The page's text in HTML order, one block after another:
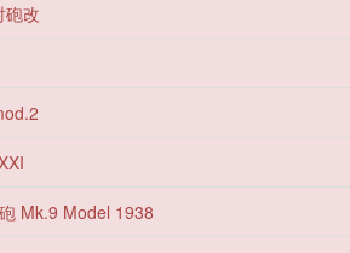
砲改
Mk.9 Model 1938